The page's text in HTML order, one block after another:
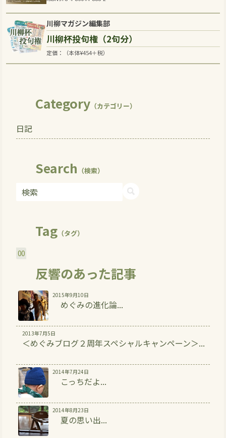
川柳マガジン編集部
川柳杯投句権（2句分）
定価：（本体¥454＋税）
Category （カテゴリー）
日記
Search （検索）
Tag（タグ）
00
反響のあった記事
2015年9月10日
めぐみの進化論...
2013年7月5日
＜めぐみブログ２周年スペシャルキャンペーン＞...
2014年7月24日
こっちだよ...
2014年8月23日
夏の思い出...